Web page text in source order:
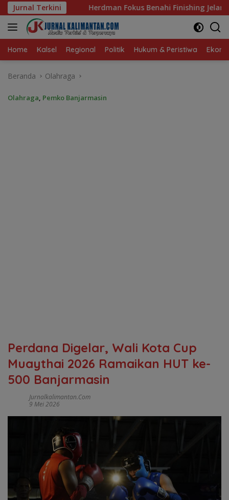
Langsung
ke
konten
Jurnal Terkini
Fokus Benahi Finishing Jelang Lawan Singapura
Home Kalsel Regional Politik Hukum & Peristiwa
Beranda Olahraga
Olahraga, Pemko Banjarmasin
Perdana Digelar, Wali Kota Cup
Muaythai 2026 Ramaikan HUT ke-
500 Banjarmasin
Jurnalkalimantan.com
9 Mei 2026